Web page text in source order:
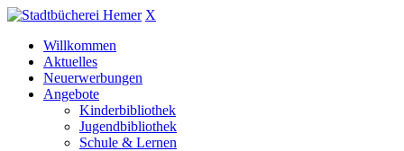
X
Willkommen
Aktuelles
Neuerwerbungen
Angebote
Kinderbibliothek
Jugendbibliothek
Schule & Lernen